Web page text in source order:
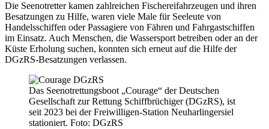
Die Seenotretter kamen zahlreichen Fischereifahrzeugen und ihren
Besatzungen zu Hilfe, waren viele Male für Seeleute von
Handelsschiffen oder Passagiere von Fähren und Fahrgastschiffen
im Einsatz. Auch Menschen, die Wassersport betreiben oder an der
Küste Erholung suchen, konnten sich erneut auf die Hilfe der
DGzRS-Besatzungen verlassen.
Das Seenotrettungsboot „Courage“ der Deutschen
Gesellschaft zur Rettung Schiffbrüchiger (DGzRS), ist
seit 2023 bei der Freiwilligen-Station Neuharlingersiel
stationiert. Foto: DGzRS